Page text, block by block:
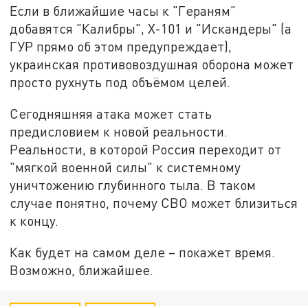
Если в ближайшие часы к "Гераням"
добавятся "Калибры", Х-101 и "Искандеры" (а
ГУР прямо об этом предупреждает),
украинская противовоздушная оборона может
просто рухнуть под объёмом целей.
Сегодняшняя атака может стать
предисловием к новой реальности.
Реальности, в которой Россия переходит от
"мягкой военной силы" к системному
уничтожению глубинного тыла. В таком
случае понятно, почему СВО может близиться
к концу.
Как будет на самом деле – покажет время.
Возможно, ближайшее.